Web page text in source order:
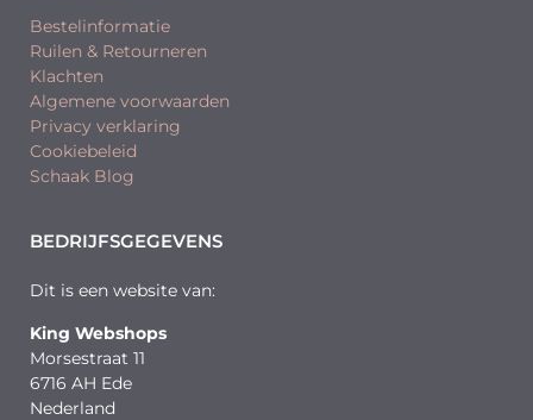
Bestelinformatie
Ruilen & Retourneren
Klachten
Algemene voorwaarden
Privacy verklaring
Cookiebeleid
Schaak Blog
BEDRIJFSGEGEVENS
Dit is een website van:
King Webshops
Morsestraat 11
6716 AH Ede
Nederland